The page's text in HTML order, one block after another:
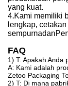
yang kuat.
4.Kami memiliki
lengkap,
sempurnadan
FAQ
1) T: Apakah
A: Kami adalah
Zetoo Packaging
2) T: Di mana